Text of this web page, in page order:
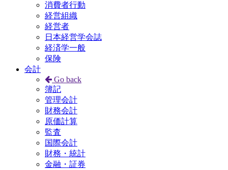
消費者行動
経営組織
経営者
日本経営学会誌
経済学一般
保険
会計
Go back
簿記
管理会計
財務会計
原価計算
監査
国際会計
財務・統計
金融・証券